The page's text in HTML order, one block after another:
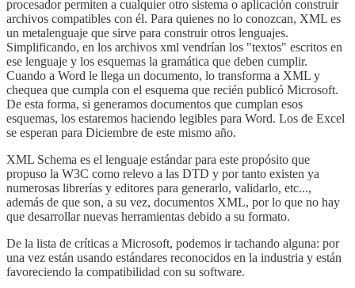
procesador permiten a cualquier otro sistema o aplicación construir
archivos compatibles con él. Para quienes no lo conozcan, XML es
un metalenguaje que sirve para construir otros lenguajes.
Simplificando, en los archivos xml vendrían los "textos" escritos en
ese lenguaje y los esquemas la gramática que deben cumplir.
Cuando a Word le llega un documento, lo transforma a XML y
chequea que cumpla con el esquema que recién publicó Microsoft.
De esta forma, si generamos documentos que cumplan esos
esquemas, los estaremos haciendo legibles para Word. Los de Excel
se esperan para Diciembre de este mismo año.
XML Schema es el lenguaje estándar para este propósito que
propuso la W3C como relevo a las DTD y por tanto existen ya
numerosas librerías y editores para generarlo, validarlo, etc...,
además de que son, a su vez, documentos XML, por lo que no hay
que desarrollar nuevas herramientas debido a su formato.
De la lista de críticas a Microsoft, podemos ir tachando alguna: por
una vez están usando estándares reconocidos en la industria y están
favoreciendo la compatibilidad con su software.